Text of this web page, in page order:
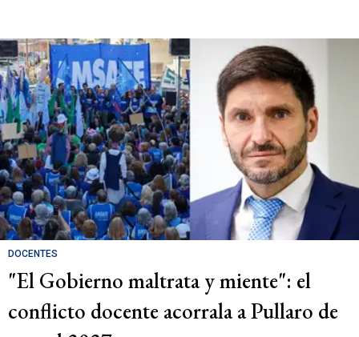
DOCENTES
"El Gobierno maltrata y miente": el
conflicto docente acorrala a Pullaro de